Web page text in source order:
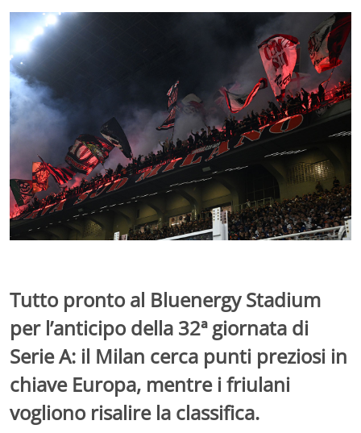
Tutto pronto al Bluenergy Stadium
per l’anticipo della 32ª giornata di
Serie A: il Milan cerca punti preziosi in
chiave Europa, mentre i friulani
vogliono risalire la classifica.